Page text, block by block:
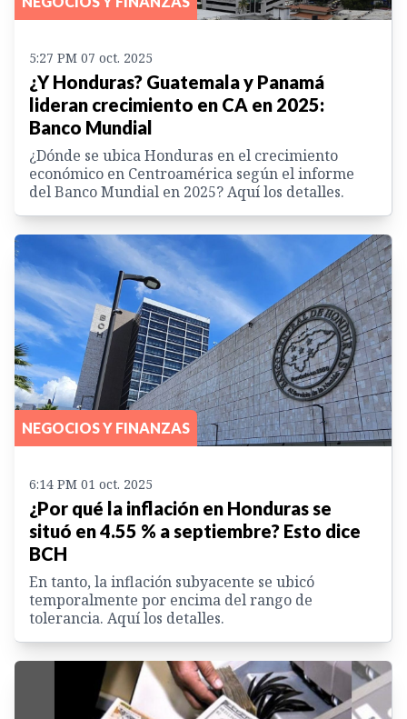
5:27 PM 07 oct. 2025
¿Y Honduras? Guatemala y Panamá
lideran crecimiento en CA en 2025:
Banco Mundial
¿Dónde se ubica Honduras en el crecimiento
económico en Centroamérica según el informe
del Banco Mundial en 2025? Aquí los detalles.
NEGOCIOS Y FINANZAS
6:14 PM 01 oct. 2025
¿Por qué la inflación en Honduras se
situó en 4.55 % a septiembre? Esto dice
BCH
En tanto, la inflación subyacente se ubicó
temporalmente por encima del rango de
tolerancia. Aquí los detalles.